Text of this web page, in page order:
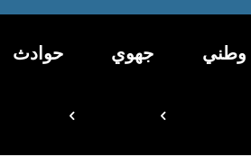
وطني جهوي حوادث